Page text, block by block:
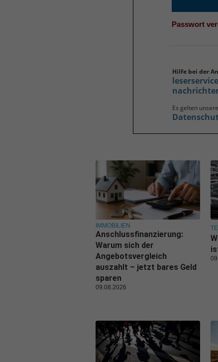
Passwort
Hilfe bei der
Es gelten unsere
IMMOBILIEN
Anschlussfinanzierung:
Warum sich der
Angebotsvergleich
auszahlt – jetzt bares Geld
sparen
09.08.2026